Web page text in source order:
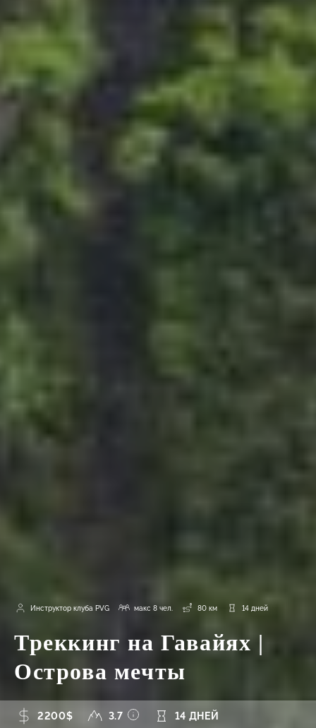
Инструктор клуба PVG макс 8 чел. 80 км 14 дней
Треккинг на Гавайях |
Острова мечты
2200$ 3.7 14 ДНЕЙ